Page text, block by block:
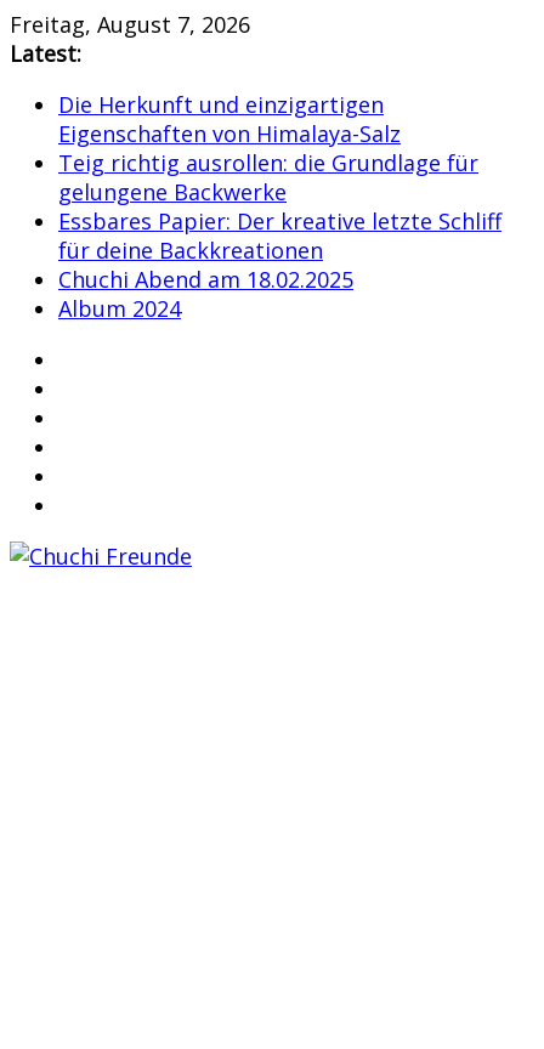
Skip
to
Freitag, August 7, 2026
Latest:
Die Herkunft und einzigartigen
Eigenschaften von Himalaya-Salz
Teig richtig ausrollen: die Grundlage für
gelungene Backwerke
Essbares Papier: Der kreative letzte Schliff
für deine Backkreationen
Chuchi Abend am 18.02.2025
Album 2024